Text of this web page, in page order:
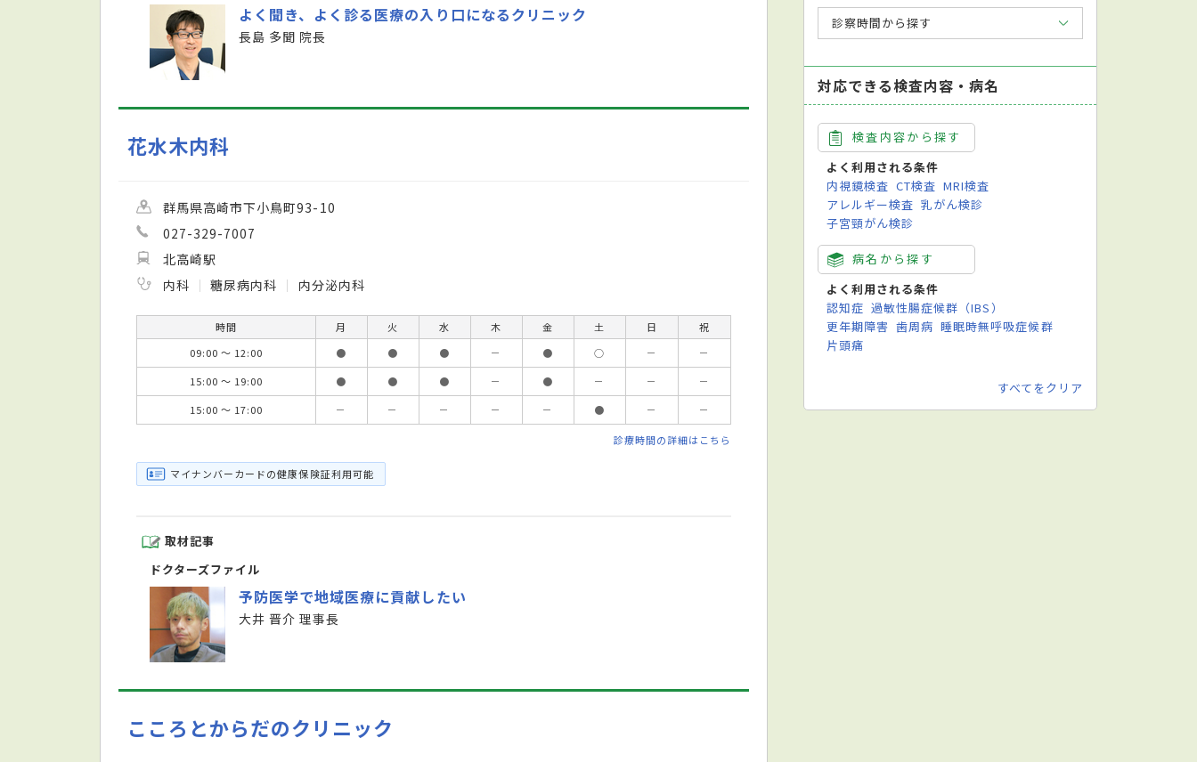
よく聞き、よく診る医療の入り口になるクリニック
長島 多聞 院長
花水木内科
群馬県高崎市下小鳥町93-10
027-329-7007
北高崎駅
内科
糖尿病内科 内分泌内科
時間 月 火 水 木 金 土 日
祝
09:00 ～ 12:00
● ● ● － ● ○ －
－
15:00 ～ 19:00
● ● ● － ● － －
－
15:00 ～ 17:00
－ － － － － ● － －
診療時間の詳細はこちら
マイナンバーカードの健康保険証利用可能
取材記事
ドクターズファイル
予防医学で地域医療に貢献したい
大井 晋介 理事長
こころとからだのクリニック
診察時間から探す
対応できる検査内容・病名
検査内容から探す
よく利用される条件
内視鏡検査 CT検査 MRI検査
アレルギー検査 乳がん検診
子宮頸がん検診
病名から探す
よく利用される条件
認知症 過敏性腸症候群（IBS）
更年期障害 歯周病 睡眠時無呼吸症候群
片頭痛
すべてをクリア